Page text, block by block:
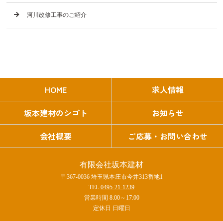
河川改修工事のご紹介
HOME
求人情報
坂本建材のシゴト
お知らせ
会社概要
ご応募・お問い合わせ
有限会社坂本建材
〒367-0036 埼玉県本庄市今井313番地1
TEL.0495-21-1239
営業時間 8:00～17:00
定休日 日曜日